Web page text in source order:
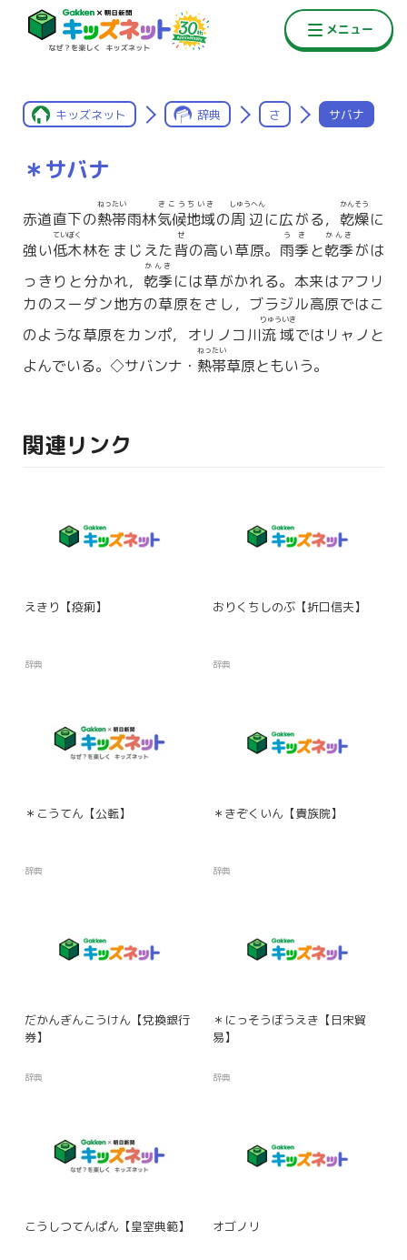
キッズネット 辞典 さ サバナ
＊サバナ
赤道直下の熱帯
ねったい
雨林気候地域
きこうちいき
の周辺
しゅうへん
に広がる， 乾燥
かんそう
に
強い低木
ていぼく
林をまじえた背
せ
の高い草原。 雨季
うき
と乾季
かんき
がは
っきりと分かれ， 乾季
かんき
には草がかれる。本来はアフリ
カのスーダン地方の草原をさし，ブラジル高原ではこ
のような草原をカンポ，オリノコ川流域
りゅういき
ではリャノと
よんでいる。◇サバンナ・ 熱帯
ねったい
草原ともいう。
関連リンク
えきり【疫痢】
辞典
おりくちしのぶ【折口信夫】
辞典
＊こうてん【公転】
辞典
＊きぞくいん【貴族院】
辞典
だかんぎんこうけん【兌換銀行
券】
辞典
＊にっそうぼうえき【日宋貿
易】
辞典
こうしつてんぱん【皇室典範】 オゴノリ